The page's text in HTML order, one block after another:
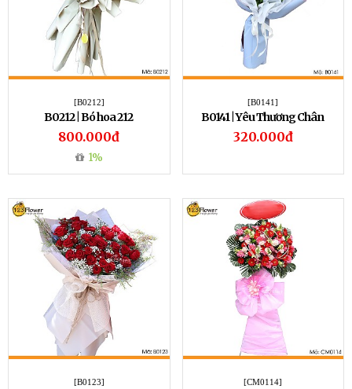
[B0212]
B0212 | Bó hoa 212
800.000đ
1%
[B0141]
B0141 | Yêu Thương Chân
Thành
320.000đ
[B0123] [CM0114]